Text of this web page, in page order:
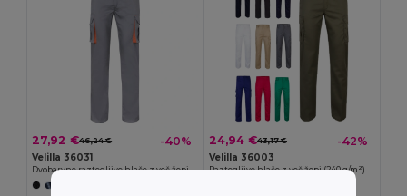
27,92 €46,24 € -40%
Velilla 36031
Dvobarvne raztegljive hlače z več žepi (240 g/m²) iz bombaža (46 %), EME (38 %) in poliestra (16 %)
24,94 €43,17 € -42%
Velilla 36003
Raztegljive hlače z več žepi (240 g/m²) iz bombaža (46 %), EME (38 %) in poliestra (16 %)